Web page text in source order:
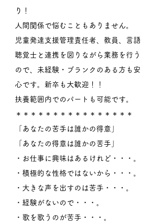
り！
人間関係で悩むこともありません。
児童発達支援管理責任者、教員、言語
聴覚士と連携を図りながら業務を行う
ので、未経験・ブランクのある方も安
心です。新卒も大歓迎！！
扶養範囲内でのパートも可能です。
＊＊＊＊＊＊＊＊＊＊＊＊＊＊＊＊
「あなたの苦手は誰かの得意」
「あなたの得意は誰かの苦手」
・お仕事に興味はあるけれど・・・。
・積極的な性格ではないから・・・。
・大きな声を出すのは苦手・・・。
・経験がないので・・・。
・歌を歌うのが苦手・・・。